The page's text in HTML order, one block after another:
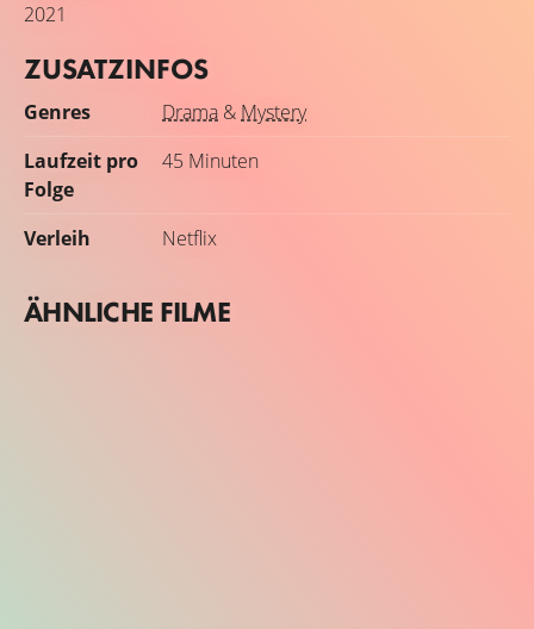
2021
ZUSATZINFOS
Genres Drama & Mystery
Laufzeit pro
Folge
45 Minuten
Verleih Netflix
ÄHNLICHE FILME